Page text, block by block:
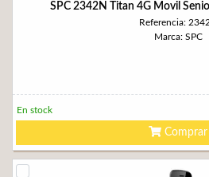
SPC 2342N Titan 4G Movil
Referencia:
Marca: SPC
En stock
Comprar